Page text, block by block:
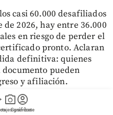
photo_camera
gráficos
account_circle
Suscríbete
casi 60.000 desafiliados
2026, hay entre 36.000
en riesgo de perder el
pronto. Aclaran
definitiva: quienes
pueden
y afiliación.